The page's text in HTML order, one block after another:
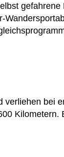
gefahrene
bei